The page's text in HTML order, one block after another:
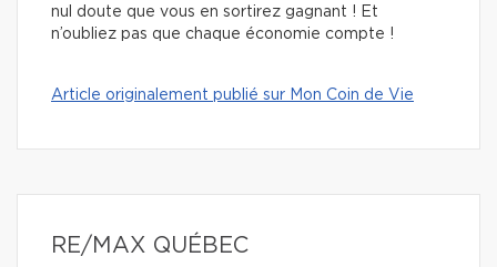
nul doute que vous en sortirez gagnant ! Et
n’oubliez pas que chaque économie compte !
Article originalement publié sur Mon Coin de Vie
RE/MAX QUÉBEC